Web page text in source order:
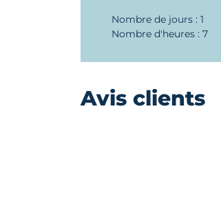
Nombre de jours : 1
Nombre d'heures : 7
Avis clients